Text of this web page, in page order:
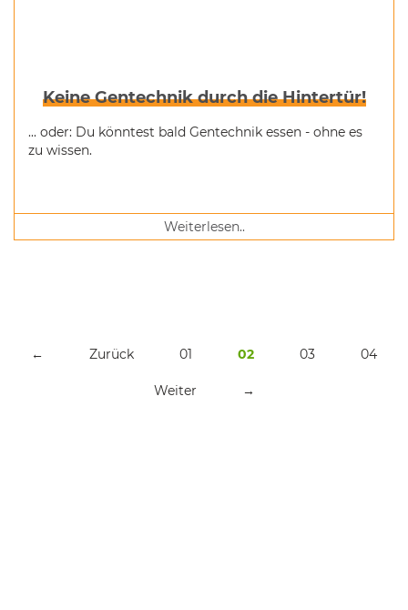
Keine Gentechnik durch die Hintertür!
... oder: Du könntest bald Gentechnik essen - ohne es
zu wissen.
Weiterlesen..
← Zurück 01 02 03 04
Weiter →